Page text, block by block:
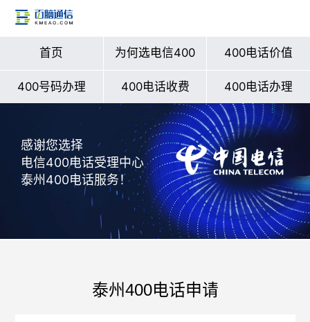
首页 为何选电信400 400电话价值
400号码办理 400电话收费 400电话办理
感谢您选择
电信400电话受理中心
泰州400电话服务！
泰州400电话申请